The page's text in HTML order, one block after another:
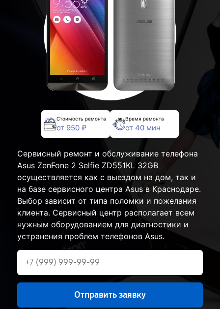
Стоимость ремонта
от 950 ₽
Время ремонта
от 40 мин
Сервисный ремонт и обслуживание телефона
Asus ZenFone 2 Selfie ZD551KL 32GB
осуществляется как с выездом на дом, так и
на базе сервисного центра Asus в Краснодаре.
Выбор зависит от типа поломки и пожелания
клиента. Сервисный центр располагает всем
нужным оборудованием для диагностики и
устранения проблем телефонов Asus.
Отправить заявку